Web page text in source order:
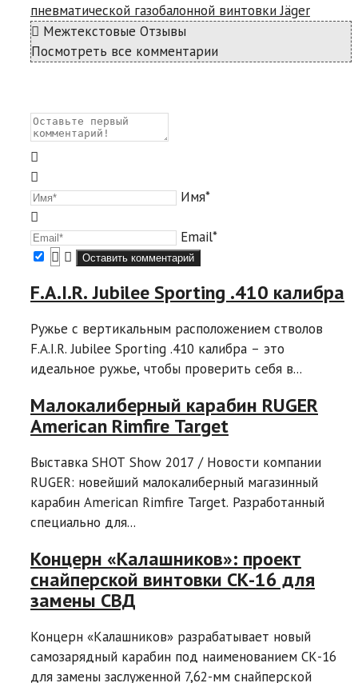
пневматической газобалонной винтовки Jäger
Межтекстовые Отзывы
Посмотреть все комментарии
Имя*
Email*
F.A.I.R. Jubilee Sporting .410 калибра
Ружье с вертикальным расположением стволов
F.A.I.R. Jubilee Sporting .410 калибра – это
идеальное ружье, чтобы проверить себя в...
Малокалиберный карабин RUGER
American Rimfire Target
Выставка SHOT Show 2017 / Новости компании
RUGER: новейший малокалиберный магазинный
карабин American Rimfire Target. Разработанный
специально для...
Концерн «Калашников»: проект
снайперской винтовки СК-16 для
замены СВД
Концерн «Калашников» разрабатывает новый
самозарядный карабин под наименованием СК-16
для замены заслуженной 7,62-мм снайперской